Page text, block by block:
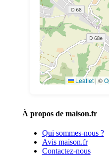
Leaflet | ©
À propos de maison.fr
Qui sommes-nous ?
Avis maison.fr
Contactez-nous